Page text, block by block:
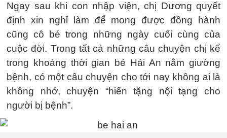
Ngay sau khi con nhập viện, chị Dương quyết
định xin nghỉ làm để mong được đồng hành
cũng cô bé trong những ngày cuối cùng của
cuộc đời. Trong tất cả những câu chuyện chị kể
trong khoảng thời gian bé Hải An nằm giường
bệnh, có một câu chuyện cho tới nay không ai là
không nhớ, chuyện “hiến tặng nội tạng cho
người bị bệnh”.